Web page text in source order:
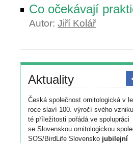
Co očekávají
Autor: Jiří Kolář
Aktuality
Česká společnost ornitologická v
roce slaví 100. výročí svého
té příležitosti pořádá ve spolupráci
se Slovenskou ornitologickou
SOS/BirdLife Slovensko jubilejní